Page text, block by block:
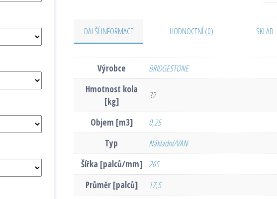
DALŠÍ INFORMACE HODNOCENÍ (0) SKLAD
Výrobce
BRIDGESTONE
Hmotnost kola
[kg]
32
Objem [m3]
0,25
Typ
Nákladní/VAN
Šířka [palců/mm]
265
Průměr [palců]
17,5